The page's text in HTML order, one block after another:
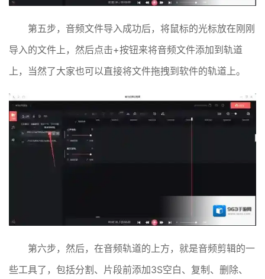
第五步，音频文件导入成功后，将鼠标的光标放在刚刚
导入的文件上，然后点击+按钮来将音频文件添加到轨道
上，当然了大家也可以直接将文件拖拽到软件的轨道上。
第六步，然后，在音频轨道的上方，就是音频剪辑的一
些工具了，包括分割、片段前添加3S空白、复制、删除、